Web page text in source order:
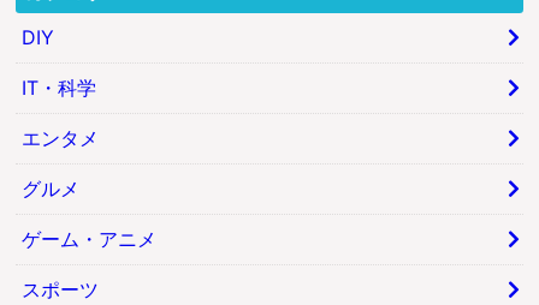
DIY
IT・科学
エンタメ
グルメ
ゲーム・アニメ
スポーツ